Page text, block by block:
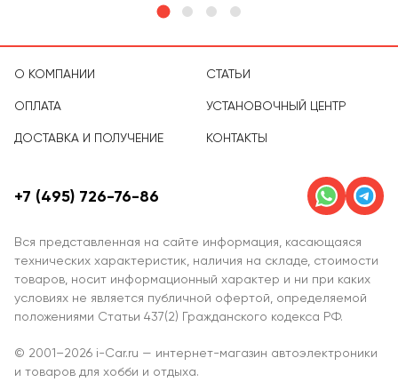
О КОМПАНИИ
ОПЛАТА
ДОСТАВКА И ПОЛУЧЕНИЕ
СТАТЬИ
УСТАНОВОЧНЫЙ ЦЕНТР
КОНТАКТЫ
Вся представленная на сайте информация, касающаяся
технических характеристик, наличия на складе, стоимости
товаров, носит информационный характер и ни при каких
условиях не является публичной офертой, определяемой
положениями Статьи 437(2) Гражданского кодекса РФ.
+7 (495) 726-76-86
© 2001–2026 i-Car.ru — интернет-магазин автоэлектроники
и товаров для хобби и отдыха.